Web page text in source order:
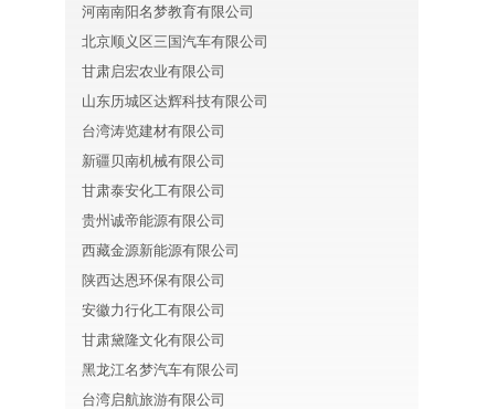
河南南阳名梦教育有限公司
北京顺义区三国汽车有限公司
甘肃启宏农业有限公司
山东历城区达辉科技有限公司
台湾涛览建材有限公司
新疆贝南机械有限公司
甘肃泰安化工有限公司
贵州诚帝能源有限公司
西藏金源新能源有限公司
陕西达恩环保有限公司
安徽力行化工有限公司
甘肃黛隆文化有限公司
黑龙江名梦汽车有限公司
台湾启航旅游有限公司